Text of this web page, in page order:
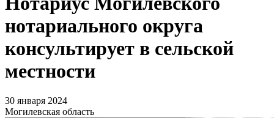
нотариального округа
консультирует в сельской
местности
30 января 2024
Могилевская область